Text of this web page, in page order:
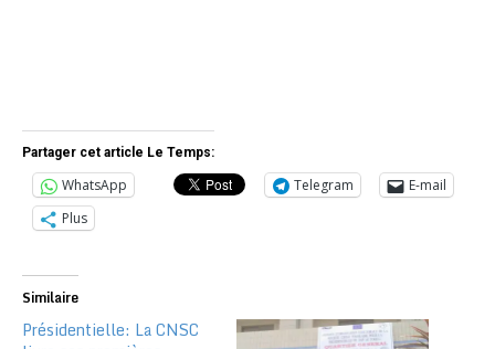
Partager cet article Le Temps:
WhatsApp Telegram
E-mail
Plus
Similaire
Présidentielle: La CNSC